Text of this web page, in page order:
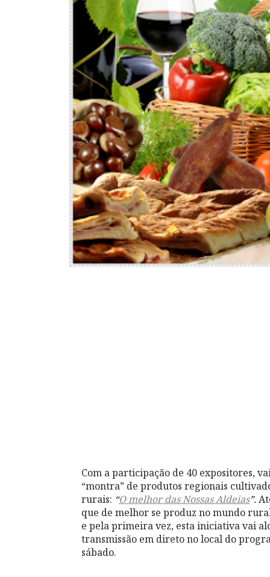
Com a participação de 40 expositores,
“montra” de produtos regionais
rurais: “O melhor das Nossas Aldeias”.
que de melhor se produz no mundo
e pela primeira vez, esta iniciativa vai
transmissão em direto no local do
sábado.